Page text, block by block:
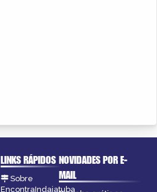
LINKS RÁPIDOS
Sobre
EncontraIndaiatuba
NOVIDADES POR E-
MAIL